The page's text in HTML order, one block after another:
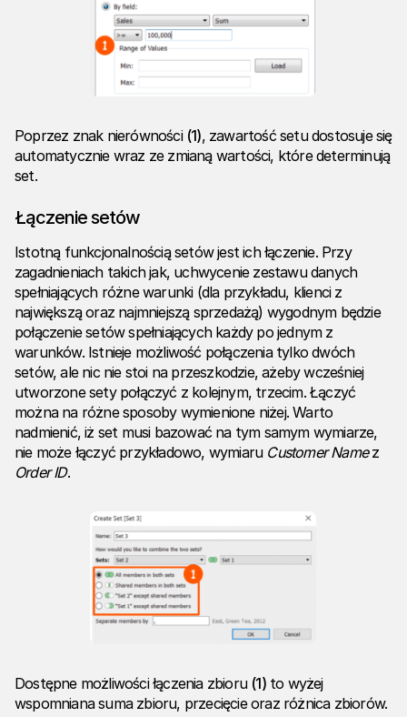
Poprzez znak nierówności (1), zawartość setu dostosuje się
automatycznie wraz ze zmianą wartości, które determinują
set.
Łączenie setów
Istotną funkcjonalnością setów jest ich łączenie. Przy
zagadnieniach takich jak, uchwycenie zestawu danych
spełniających różne warunki (dla przykładu, klienci z
największą oraz najmniejszą sprzedażą) wygodnym będzie
połączenie setów spełniających każdy po jednym z
warunków. Istnieje możliwość połączenia tylko dwóch
setów, ale nic nie stoi na przeszkodzie, ażeby wcześniej
utworzone sety połączyć z kolejnym, trzecim. Łączyć
można na różne sposoby wymienione niżej. Warto
nadmienić, iż set musi bazować na tym samym wymiarze,
nie może łączyć przykładowo, wymiaru Customer Namez
Order ID.
Dostępne możliwości łączenia zbioru (1)to wyżej
wspomniana suma zbioru, przecięcie oraz różnica zbiorów.